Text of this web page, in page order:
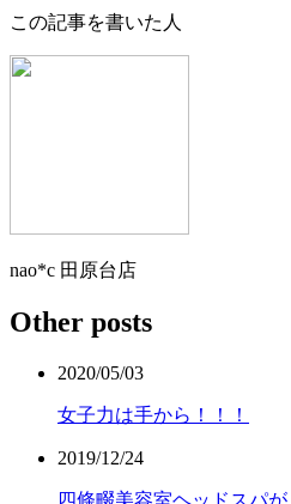
この記事を書いた人
nao*c 田原台店
Other posts
2020/05/03
女子力は手から！！！
2019/12/24